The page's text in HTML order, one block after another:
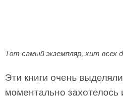
Тот самый экземпляр, хит всех
Эти книги очень
моментально захотелось